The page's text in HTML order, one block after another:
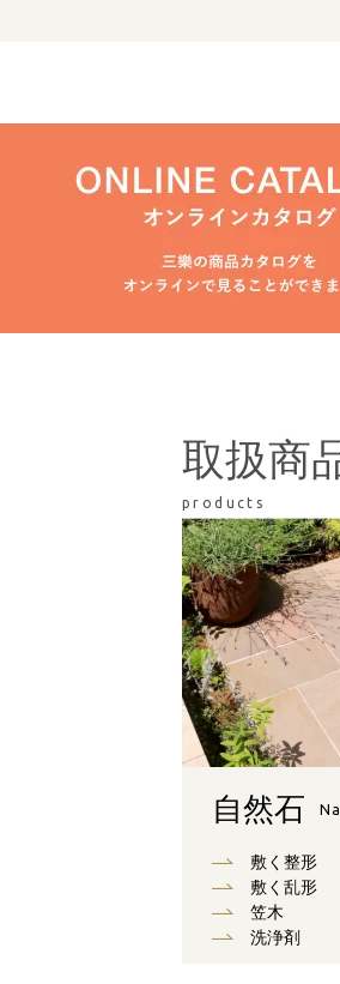
取扱商
products
自然石
敷く整形
敷く乱形
笠木
洗浄剤